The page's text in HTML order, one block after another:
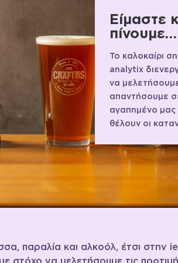
Είμαστε
Το καλοκαίρι
analytix
να
απαντήσουμε
αγαπημένο μας
θέλουν οι
παραλία και αλκοόλ, έτσι
στόχο να μελετήσουμε τις